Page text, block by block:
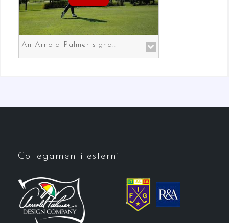
An Arnold Palmer signature course in Prato the gateway to Florence
Collegamenti esterni